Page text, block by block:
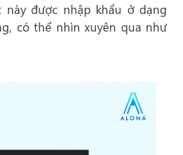
này được nhập khẩu ở dạng
có thể nhìn xuyên qua như